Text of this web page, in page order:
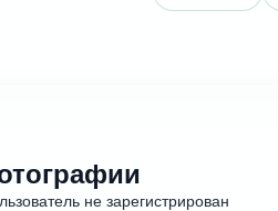
не зарегистрирован